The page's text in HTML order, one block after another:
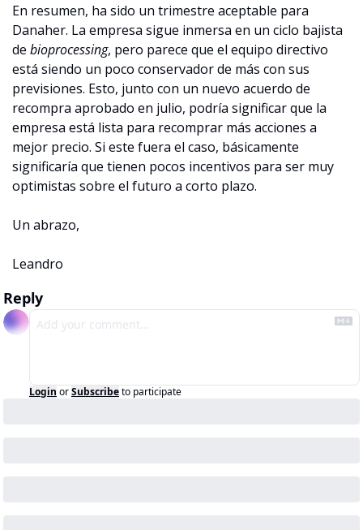
En resumen, ha sido un trimestre aceptable para
Danaher. La empresa sigue inmersa en un ciclo bajista
de bioprocessing, pero parece que el equipo directivo
está siendo un poco conservador de más con sus
previsiones. Esto, junto con un nuevo acuerdo de
recompra aprobado en julio, podría significar que la
empresa está lista para recomprar más acciones a
mejor precio. Si este fuera el caso, básicamente
significaría que tienen pocos incentivos para ser muy
optimistas sobre el futuro a corto plazo.
Un abrazo,
Leandro
Reply
Login orSubscribeto participate